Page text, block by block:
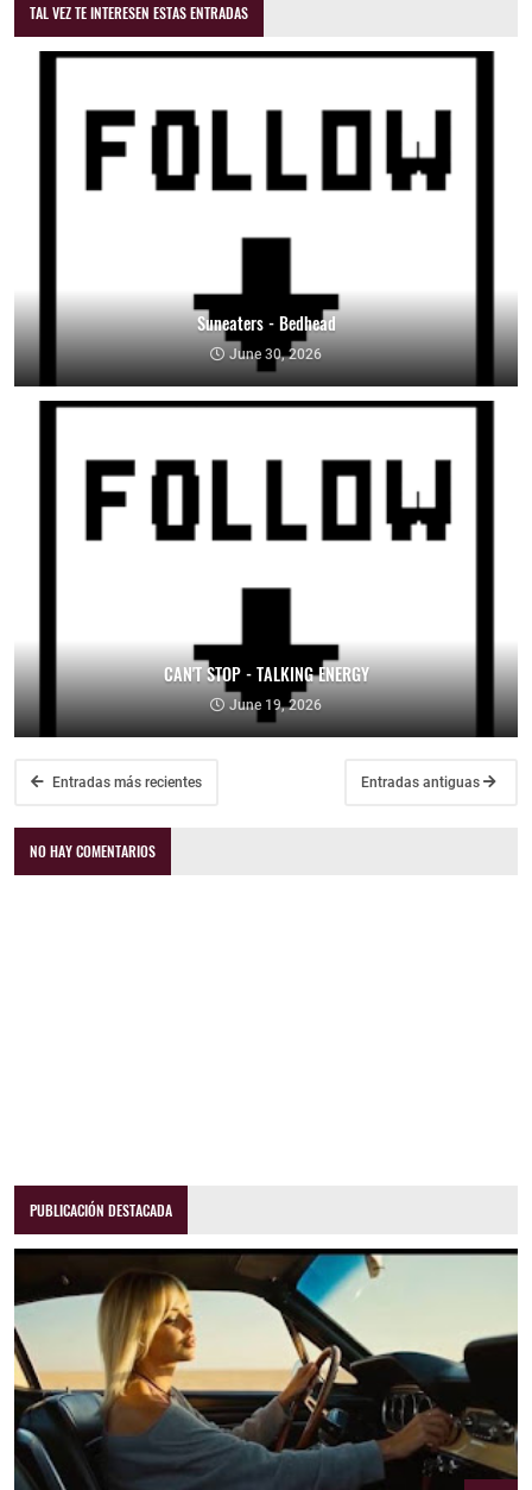
TAL VEZ TE INTERESEN ESTAS ENTRADAS
Suneaters - Bedhead
June 30, 2026
CAN'T STOP - TALKING ENERGY
June 19, 2026
Entradas más recientes Entradas antiguas
NO HAY COMENTARIOS
PUBLICACIÓN DESTACADA